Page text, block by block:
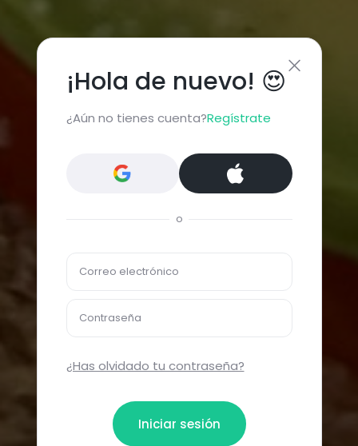
¡Hola de nuevo! 😍
¿Aún no tienes cuenta?Regístrate
o
Correo electrónico
Contraseña
¿Has olvidado tu contraseña?
Iniciar sesión